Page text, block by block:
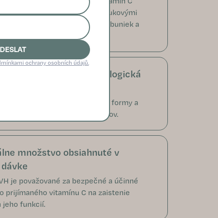
lipozómami (tukovými
sa vitamín ľahšie dostáva do buniek a
jeho maximálnu účinnosť.
vstrebateľnosť a biologická
kombináciou jeho lipozomálnej formy a
zdrojov z rastlinných extraktov.
množstvo obsiahnuté v
je považované za bezpečné a účinné
prijímaného vitamínu C na zaistenie
jeho funkcií.
ochrany osobních údajů.